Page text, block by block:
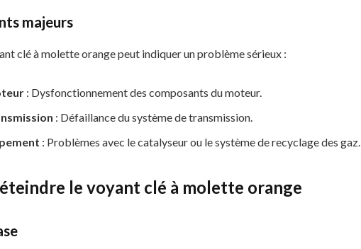
majeurs
clé à molette orange peut indiquer un problème sérieux :
: Dysfonctionnement des composants du moteur.
: Défaillance du système de transmission.
: Problèmes avec le catalyseur ou le système de recyclage des gaz.
le voyant clé à molette orange